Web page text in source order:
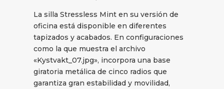
La silla Stressless Mint en su versión de
oficina está disponible en diferentes
tapizados y acabados. En configuraciones
como la que muestra el archivo
«Kystvakt_07.jpg», incorpora una base
giratoria metálica de cinco radios que
garantiza gran estabilidad y movilidad,